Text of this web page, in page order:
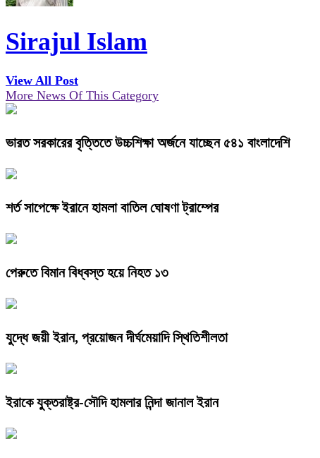
Sirajul Islam
View All Post
More News Of This Category
ভারত সরকারের বৃত্তিতে উচ্চশিক্ষা অর্জনে যাচ্ছেন ৫৪১ বাংলাদেশি
শর্ত সাপেক্ষে ইরানে হামলা বাতিল ঘোষণা ট্রাম্পের
পেরুতে বিমান বিধ্বস্ত হয়ে নিহত ১৩
যুদ্ধে জয়ী ইরান, প্রয়োজন দীর্ঘমেয়াদি স্থিতিশীলতা
ইরাকে যুক্তরাষ্ট্র-সৌদি হামলার নিন্দা জানাল ইরান